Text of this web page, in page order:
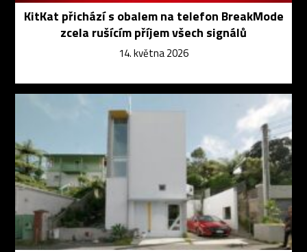
KitKat přichází s obalem na telefon BreakMode
zcela rušícím příjem všech signálů
14. května 2026